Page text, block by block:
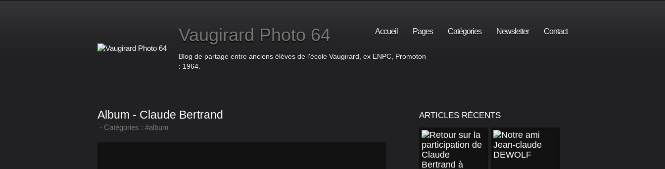
Vaugirard Photo 64
Blog de partage entre anciens élèves de l'école Vaugirard, ex ENPC, Promoton
: 1964.
Accueil Pages Catégories Newsletter Contact
Album - Claude Bertrand
- Catégories : #album
ARTICLES RÉCENTS